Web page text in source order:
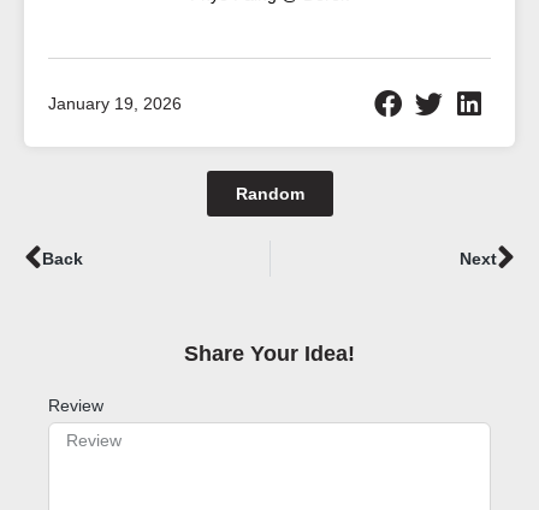
January 19, 2026
Random
Prev
Back Next
Share Your Idea!​
Review